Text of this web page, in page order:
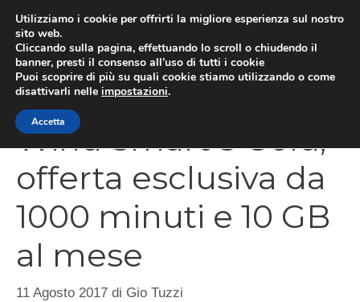
contenuto
Wind Smart 5 Gold,
offerta esclusiva da
1000 minuti e 10 GB
al mese
11 Agosto 2017 di Gio Tuzzi
Utilizziamo i cookie per offrirti la migliore esperienza sul nostro
sito web.
Cliccando sulla pagina, effettuando lo scroll o chiudendo il
banner, presti il consenso all’uso di tutti i cookie
Puoi scoprire di più su quali cookie stiamo utilizzando o come
disattivarli nelle impostazioni.
Accetta